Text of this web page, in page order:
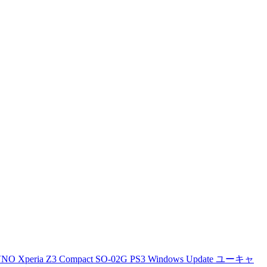
Xperia Z3 Compact SO-02G PS3 Windows Update ユーキャ